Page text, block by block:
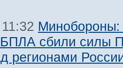
Минобороны:
БПЛА сбили силы
регионами